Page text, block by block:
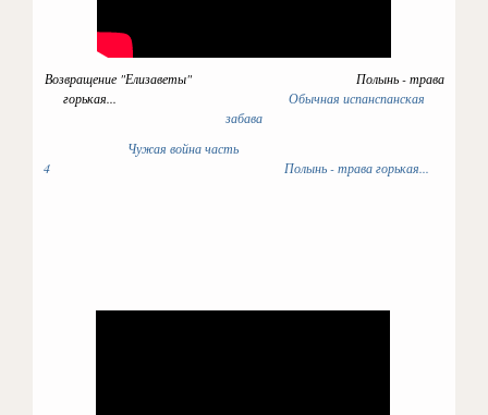
Возвращение "Елизаветы" Полынь - трава
горькая... Обычная испанспанская
забава
Чужая война часть
4
Полынь - трава горькая...